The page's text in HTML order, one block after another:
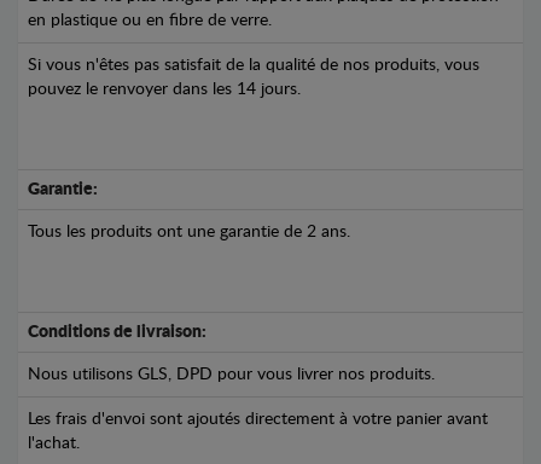
en plastique ou en fibre de verre.
Si vous n'êtes pas satisfait de la qualité de nos produits, vous
pouvez le renvoyer dans les 14 jours.
Garantie:
Tous les produits ont une garantie de 2 ans.
Conditions de livraison:
Nous utilisons GLS, DPD pour vous livrer nos produits.
Les frais d'envoi sont ajoutés directement à votre panier avant
l'achat.